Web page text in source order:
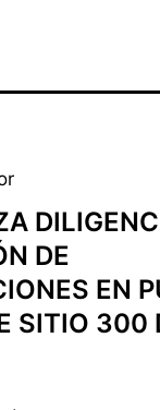
DE
EN
SITIO 300